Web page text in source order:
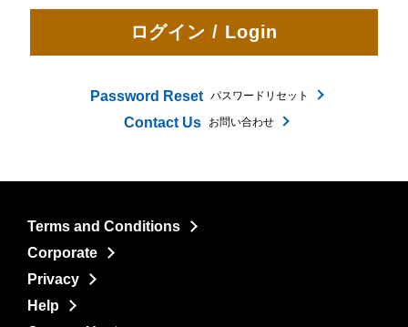
Password Reset パスワードリセット
Contact Us お問い合わせ
Terms and Conditions
Corporate
Privacy
Help